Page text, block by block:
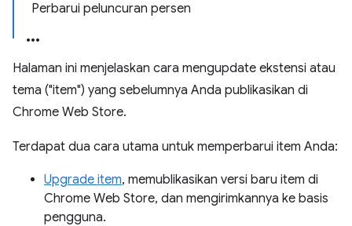
Perbarui peluncuran persen
Halaman ini menjelaskan cara mengupdate ekstensi atau
tema ("item") yang sebelumnya Anda publikasikan di
Chrome Web Store.
Terdapat dua cara utama untuk memperbarui item Anda:
Upgrade item, memublikasikan versi baru item di
Chrome Web Store, dan mengirimkannya ke basis
pengguna.